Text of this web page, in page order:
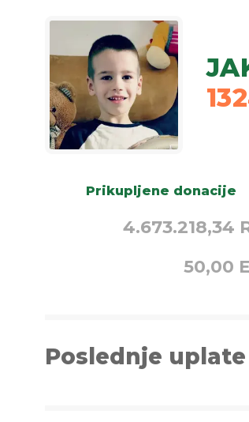
Prikupljene donacije
4.673.218,34
50,00
Poslednje uplate